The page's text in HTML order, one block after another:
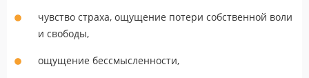
чувство страха, ощущение потери собственной воли
и свободы,
ощущение бессмысленности,